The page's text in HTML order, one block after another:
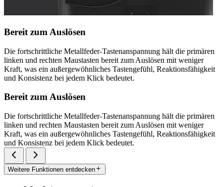
Bereit zum Auslösen
Die fortschrittliche Metallfeder-Tastenanspannung hält die primären
linken und rechten Maustasten bereit zum Auslösen mit weniger
Kraft, was ein außergewöhnliches Tastengefühl, Reaktionsfähigkeit
und Konsistenz bei jedem Klick bedeutet.
Bereit zum Auslösen
Die fortschrittliche Metallfeder-Tastenanspannung hält die primären
linken und rechten Maustasten bereit zum Auslösen mit weniger
Kraft, was ein außergewöhnliches Tastengefühl, Reaktionsfähigkeit
und Konsistenz bei jedem Klick bedeutet.
Weitere Funktionen entdecken